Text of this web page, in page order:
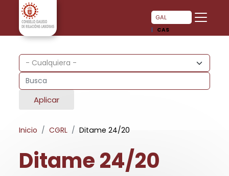
Pasar al contenido principal
GAL
CAS
Aplicar
Inicio CGRL Ditame 24/20
Ditame 24/20